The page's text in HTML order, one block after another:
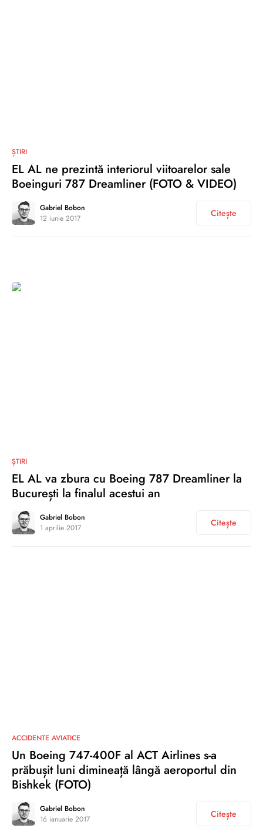
ȘTIRI
EL AL ne prezintă interiorul viitoarelor sale
Boeinguri 787 Dreamliner (FOTO & VIDEO)
Gabriel Bobon
12 iunie 2017
Citește
ȘTIRI
EL AL va zbura cu Boeing 787 Dreamliner la
București la finalul acestui an
Gabriel Bobon
1 aprilie 2017
Citește
0
ACCIDENTE AVIATICE
Un Boeing 747-400F al ACT Airlines s-a
prăbușit luni dimineață lângă aeroportul din
Bishkek (FOTO)
Gabriel Bobon
16 ianuarie 2017
Citește